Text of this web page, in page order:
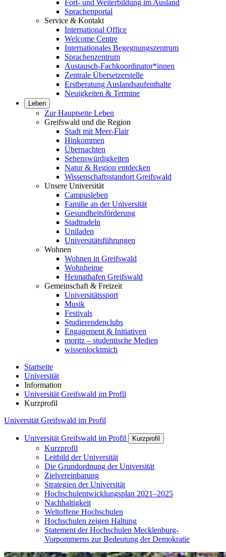
Fort- und Weiterbildung im Ausland
Sprachenportal
Service & Kontakt
International Office
Welcome Centre
Internationales Begegnungszentrum
Sprachenzentrum
Austausch-Fachkoordinator*innen
Zentrale Übersetzerstelle
Erstberatung Auslandsaufenthalte
Neuigkeiten & Termine
Leben
Zur Hauptseite Leben
Greifswald und die Region
Stadt mit Meer-Flair
Hinkommen
Übernachten
Sehenswürdigkeiten
Natur & Region entdecken
Wissenschaftsstandort Greifswald
Unsere Universität
Campusleben
Familie an der Universität
Gesundheitsförderung
Stadtradeln
Uniladen
Universitätsführungen
Wohnen
Wohnen in Greifswald
Wohnheime
Heimathafen Greifswald
Gemeinschaft & Freizeit
Universitätssport
Musik
Festivals
Studierendenclubs
Engagement & Initiativen
moritz – studentische Medien
wissenlocktmich
Startseite
Universität
Information
Universität Greifswald im Profil
Kurzprofil
Universität Greifswald im Profil
Universität Greifswald im Profil Kurzprofil
Kurzprofil
Leitbild der Universität
Die Grundordnung der Universität
Zielvereinbarung
Strategien der Universität
Hochschulentwicklungsplan 2021–2025
Nachhaltigkeit
Weltoffene Hochschulen
Hochschulen zeigen Haltung
Statement der Hochschulen Mecklenburg-
Vorpommerns zur Bedeutung der Demokratie